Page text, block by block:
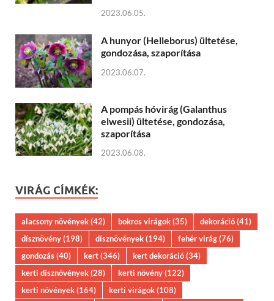
2023.06.05.
A hunyor (Helleborus) ültetése,
gondozása, szaporítása
2023.06.07.
A pompás hóvirág (Galanthus
elwesii) ültetése, gondozása,
szaporítása
2023.06.08.
VIRÁG CÍMKÉK:
alacsony növények(42) bokros virágok(35) dekoráció(41)
dísznövény(198) dísznövények(194) fehér virág(76)
gondozás(40) kert(346) kert dekoráció(34)
kerti dísznövények(28) kerti növény(122)
kerti növények(164) kerti virágok(108)